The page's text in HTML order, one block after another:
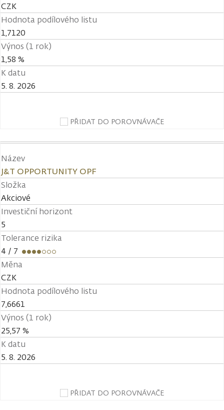
CZK
Hodnota podílového listu
1,7120
Výnos (1 rok)
1,58 %
K datu
5. 8. 2026
PŘIDAT DO POROVNÁVAČE
Název
J&T OPPORTUNITY OPF
Složka
Akciové
Investiční horizont
5
Tolerance rizika
4 / 7
Měna
CZK
Hodnota podílového listu
7,6661
Výnos (1 rok)
25,57 %
K datu
5. 8. 2026
PŘIDAT DO POROVNÁVAČE